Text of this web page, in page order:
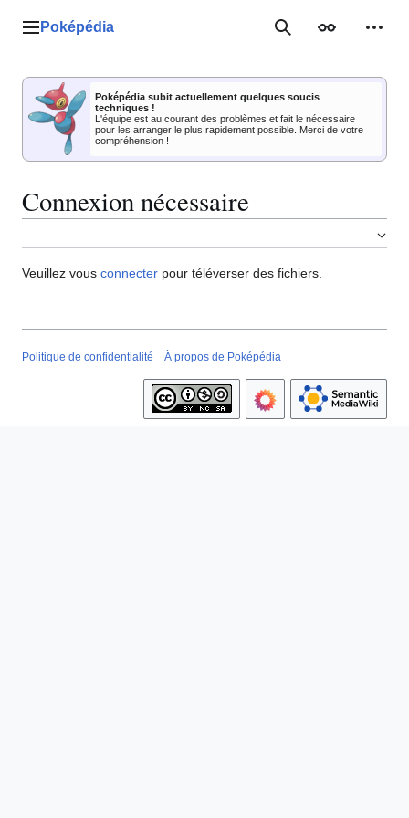
Menu principal
Poképédia RechercherApparence
Poképédia subit actuellement quelques soucis
techniques !
L'équipe est au courant des problèmes et fait le nécessaire
pour les arranger le plus rapidement possible. Merci de votre
compréhension !
Connexion nécessaire
Veuillez vous connecter pour téléverser des fichiers.
Politique de confidentialité À propos de Poképédia